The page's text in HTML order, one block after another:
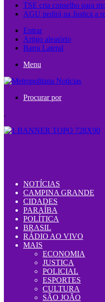
TSE cria conselho para
AGU pedirá na Justiça a
Entrar
Artigo aleatório
Barra Lateral
Menu
Procurar por
.
NOTÍCIAS
CAMPINA GRANDE
CIDADES
PARAÍBA
POLÍTICA
BRASIL
RÁDIO AO VIVO
MAIS
ECONOMIA
JUSTIÇA
POLICIAL
ESPORTES
CULTURA
SÃO JOÃO